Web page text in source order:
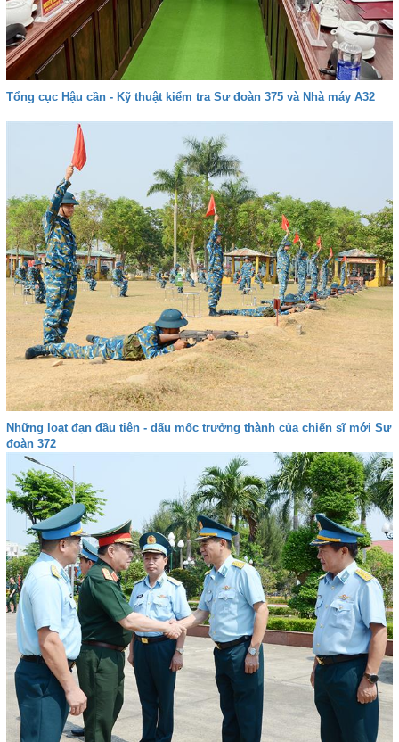
Tổng cục Hậu cần - Kỹ thuật kiểm tra Sư đoàn 375 và Nhà máy A32
Những loạt đạn đầu tiên - dấu mốc trưởng thành của chiến sĩ mới Sư
đoàn 372